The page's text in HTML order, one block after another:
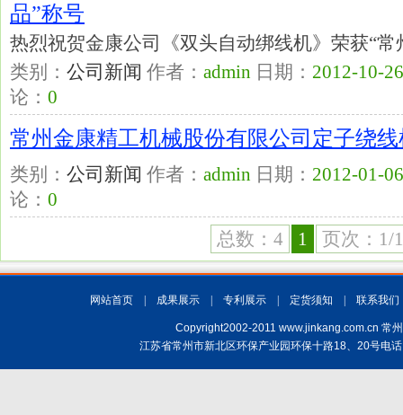
品”称号
热烈祝贺金康公司《双头自动绑线机》荣获“常
类别： 公司新闻 作者： admin 日期： 2012-10-
论： 0
常州金康精工机械股份有限公司定子绕
类别： 公司新闻 作者： admin 日期： 2012-01-
论： 0
总数：4
1 页次：1/1
网站首页 成果展示 专利展示 定货须知 联系我们
Copyright2002-2011 www.jinkang.com.cn 常
江苏省常州市新北区环保产业园环保十路18、20号电